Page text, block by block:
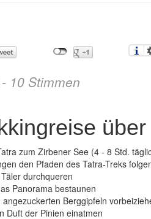
- 10 Stimmen
zum Zirbener See (4 - 8 Std.
den Pfaden des Tatra-Treks
durchqueren
Panorama bestaunen
Berggipfeln
Duft der Pinien einatmen
Slowakei – Trekkingreise über